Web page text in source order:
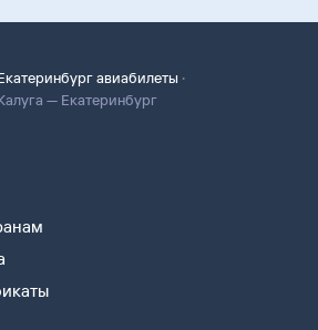
авиабилеты ·
— Екатеринбург